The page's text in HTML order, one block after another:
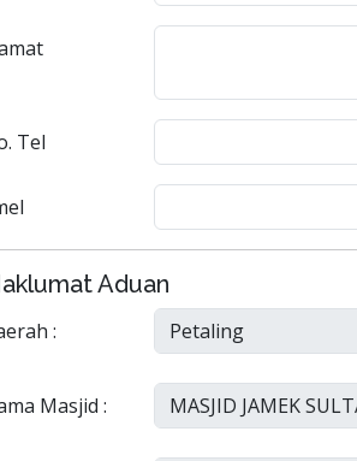
Tel
Aduan
:
Masjid :